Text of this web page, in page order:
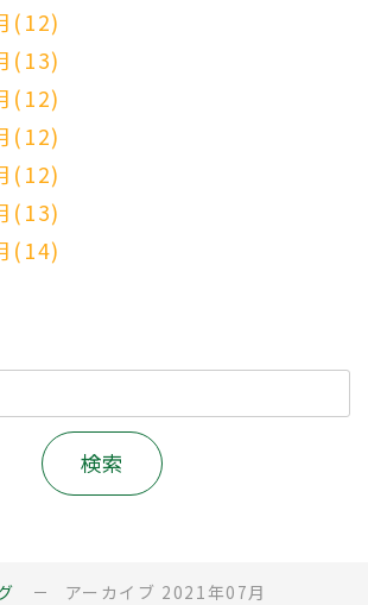
(12)
(13)
(12)
(12)
(12)
(13)
(14)
アーカイブ 2021年07月